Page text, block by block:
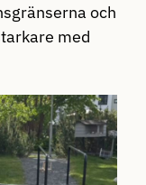
och
med